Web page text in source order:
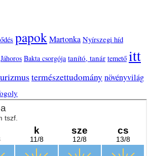
papok Martonka Nyírszegi híd
Jáhoros Bakta csorgója tanító, tanár temető itt
természettudománynövényvilág